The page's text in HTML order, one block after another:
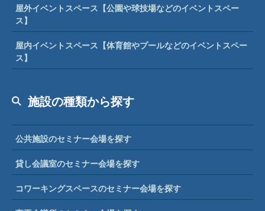
屋外イベントスペース【公園や球技場などのイベントスペー
ス】
屋内イベントスペース【体育館やプールなどのイベントスペー
ス】
施設の種類から探す
公共施設のセミナー会場を探す
貸し会議室のセミナー会場を探す
コワーキングスペースのセミナー会場を探す